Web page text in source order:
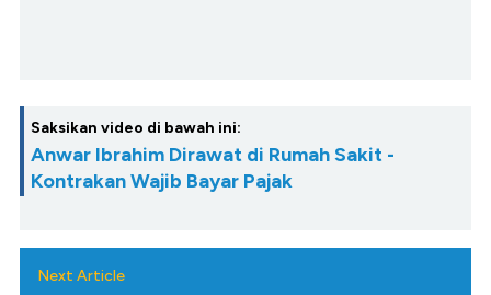
Saksikan video di bawah ini:
Anwar Ibrahim Dirawat di Rumah Sakit -
Kontrakan Wajib Bayar Pajak
Next Article